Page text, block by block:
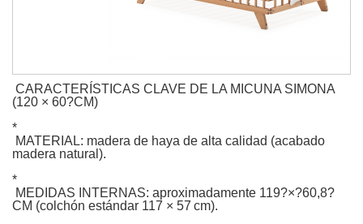
CARACTERÍSTICAS CLAVE DE LA MICUNA SIMONA
(120 × 60?CM)
*
MATERIAL: madera de haya de alta calidad (acabado
madera natural).
*
MEDIDAS INTERNAS: aproximadamente 119?×?60,8?
CM (colchón estándar 117 × 57 cm).